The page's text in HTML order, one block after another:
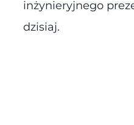
inżynieryjnego
dzisiaj.